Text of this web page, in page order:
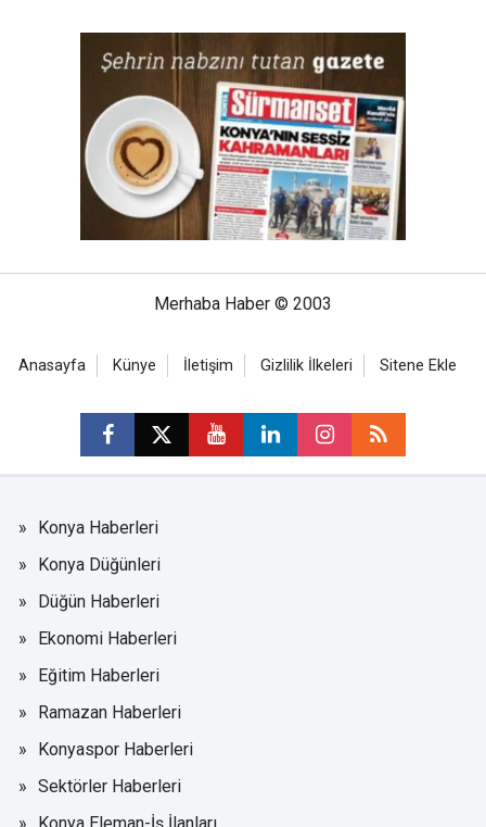
Merhaba Haber © 2003
Anasayfa Künye İletişim Gizlilik İlkeleri Sitene Ekle
Konya Haberleri
Konya Düğünleri
Düğün Haberleri
Ekonomi Haberleri
Eğitim Haberleri
Ramazan Haberleri
Konyaspor Haberleri
Sektörler Haberleri
Konya Eleman-İş İlanları